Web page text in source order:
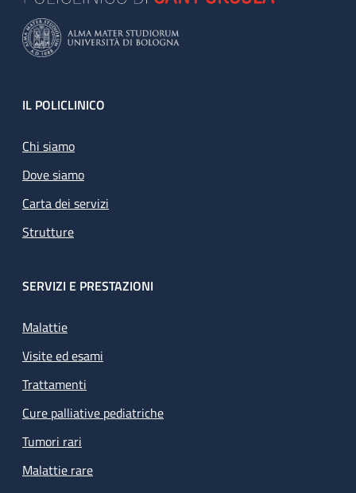
Footer
IL POLICLINICO
Chi siamo
Dove siamo
Carta dei servizi
Strutture
SERVIZI E PRESTAZIONI
Malattie
Visite ed esami
Trattamenti
Cure palliative pediatriche
Tumori rari
Malattie rare